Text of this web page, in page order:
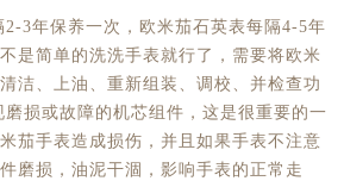
年保养一次，欧米茄石英表每隔4-5年
是简单的洗洗手表就行了，需要将欧米
洁、上油、重新组装、调校、并检查功
损或故障的机芯组件，这是很重要的一
茄手表造成损伤，并且如果手表不注意
磨损，油泥干涸，影响手表的正常走